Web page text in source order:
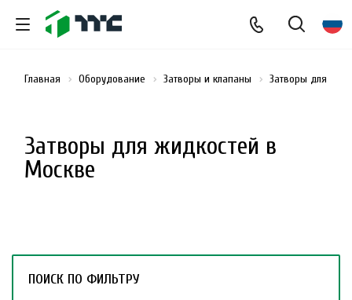
Затворы для жидкостей в
Москве
Главная Оборудование Затворы и клапаны Затворы для
ПОИСК ПО ФИЛЬТРУ